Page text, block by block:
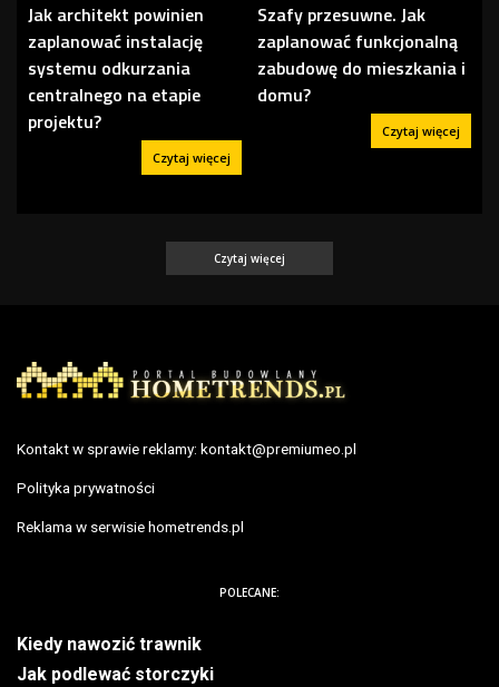
Jak architekt powinien
zaplanować instalację
systemu odkurzania
centralnego na etapie
projektu?
Czytaj więcej
Szafy przesuwne. Jak
zaplanować funkcjonalną
zabudowę do mieszkania i
domu?
Czytaj więcej
Czytaj więcej
Kontakt w sprawie reklamy: kontakt@premiumeo.pl
Polityka prywatności
Reklama w serwisie hometrends.pl
POLECANE:
Kiedy nawozić trawnik
Jak podlewać storczyki